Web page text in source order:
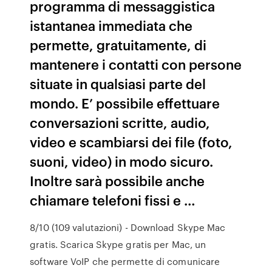
programma di messaggistica
istantanea immediata che
permette, gratuitamente, di
mantenere i contatti con persone
situate in qualsiasi parte del
mondo. E’ possibile effettuare
conversazioni scritte, audio,
video e scambiarsi dei file (foto,
suoni, video) in modo sicuro.
Inoltre sarà possibile anche
chiamare telefoni fissi e …
8/10 (109 valutazioni) - Download Skype Mac
gratis. Scarica Skype gratis per Mac, un
software VoIP che permette di comunicare